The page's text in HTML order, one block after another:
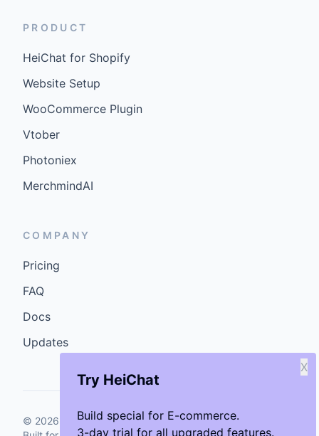
Try HeiChat
Build special for E-commerce.
3-day trial for all upgraded features.
X
PRODUCT
HeiChat for Shopify
Website Setup
WooCommerce Plugin
Vtober
Photoniex
MerchmindAI
COMPANY
Pricing
FAQ
Docs
Updates
© 2026 GenCybers Inc. All rights reserved.